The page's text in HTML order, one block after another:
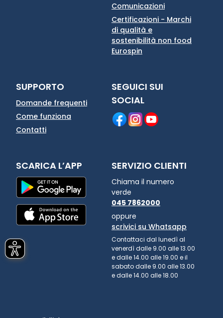
Comunicazioni
Certificazioni - Marchi
di qualità e
sostenibilità non food
Eurospin
SUPPORTO
Domande frequenti
Come funziona
Contatti
SEGUICI SUI
SOCIAL
SCARICA L’APP SERVIZIO CLIENTI
Chiama il numero
verde
045 7862000
oppure
scrivici su Whatsapp
Contattaci dal lunedì al
venerdì dalle 9.00 alle 13.00
e dalle 14.00 alle 19.00 e il
sabato dalle 9.00 alle 13.00
e dalle 14.00 alle 18.00